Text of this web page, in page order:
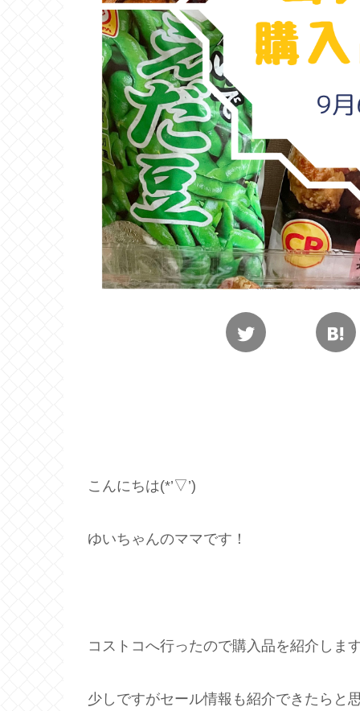
こんにちは(*’▽’)
ゆいちゃんのママです！
コストコへ行ったので購入品を紹介しま
少しですがセール情報も紹介できたらと